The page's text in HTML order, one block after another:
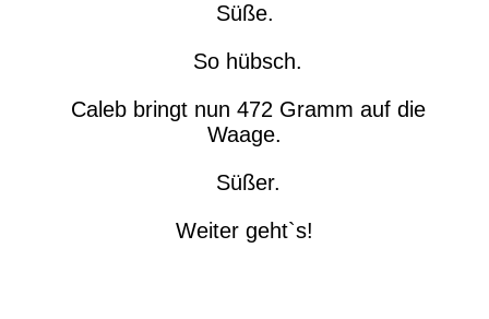
Süße.
So hübsch.
Caleb bringt nun 472 Gramm auf die
Waage.
Süßer.
Weiter geht`s!